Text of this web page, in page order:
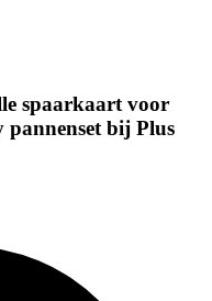
spaarkaart voor
pannenset bij Plus